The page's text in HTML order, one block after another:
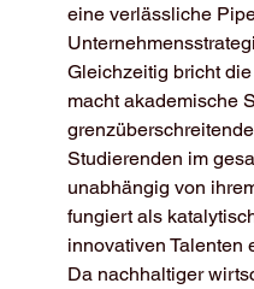
eine verlässliche
Gleichzeitig bricht
macht akademische
Studierenden im
unabhängig von
fungiert als
innovativen Talenten
Da nachhaltiger